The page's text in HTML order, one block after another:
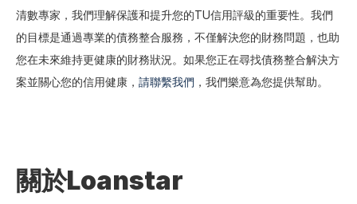
清數專家，我們理解保護和提升您的TU信用評級的重要性。我們
的目標是通過專業的債務整合服務，不僅解決您的財務問題，也助
您在未來維持更健康的財務狀況。如果您正在尋找債務整合解決方
案並關心您的信用健康， 請聯繫我們 ，我們樂意為您提供幫助。
關於Loanstar